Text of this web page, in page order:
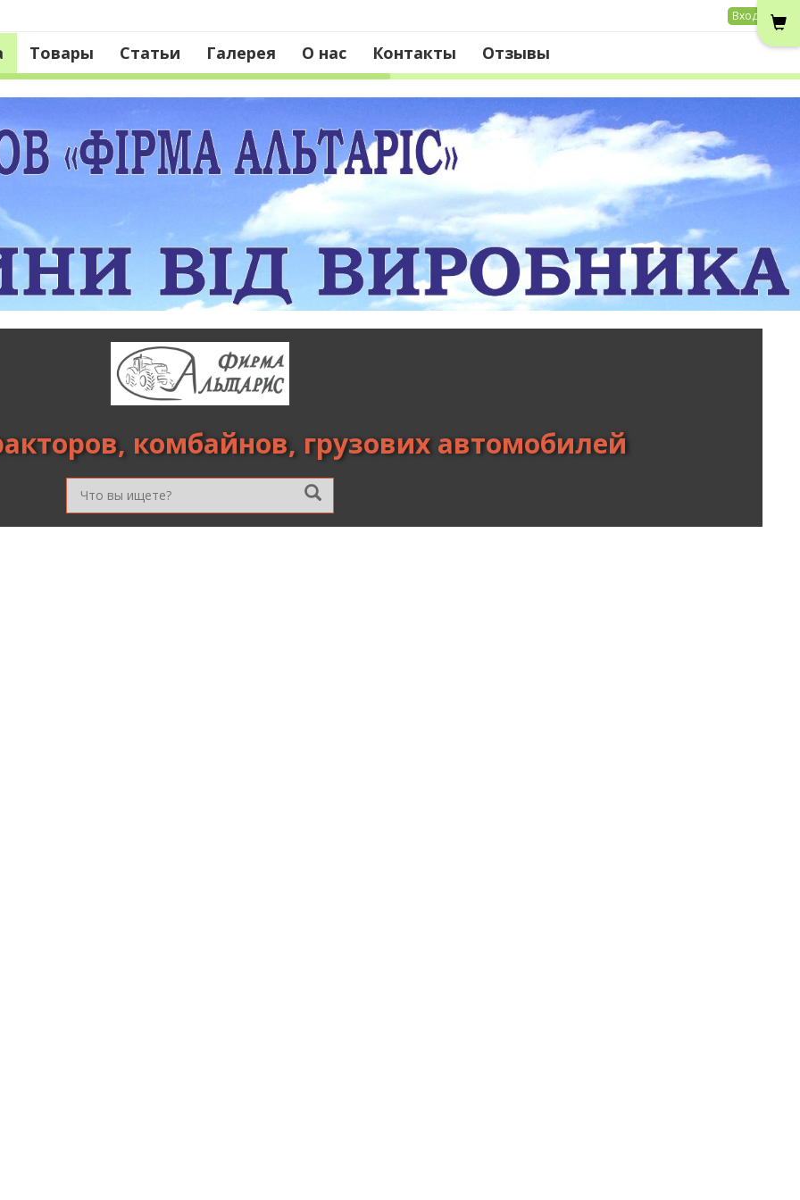
Вход
Товары Статьи Галерея О нас Контакты Отзывы
комбайнов, грузових автомобилей